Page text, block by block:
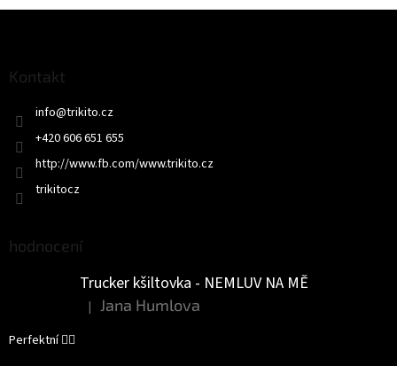
Kontakt
info@trikito.cz
+420 606 651 655
http://www.fb.com/www.trikito.cz
trikitocz
hodnocení
Trucker kšiltovka - NEMLUV NA MĚ
Hodnocení produktu je 5 z 5 hvězdiček.
| Jana Humlova
Perfektní 👌🏻